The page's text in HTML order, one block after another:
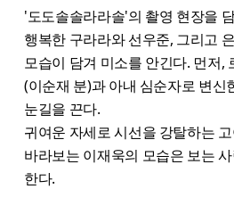
'도도솔솔라라솔'의 촬영 현장을
행복한 구라라와 선우준, 그리고
모습이 담겨 미소를 안긴다. 먼저,
(이순재 분)과 아내 심순자로 변신
눈길을 끈다.
귀여운 자세로 시선을 강탈하는
바라보는 이재욱의 모습은 보는
한다.